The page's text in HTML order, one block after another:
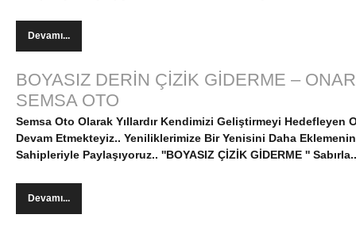
Devamı...
BOYASIZ DERİN ÇİZİK GİDERME –
SEMSA OTO
Semsa Oto Olarak Yıllardır Kendimizi Geliştirmeyi Hedefleyen
Devam Etmekteyiz.. Yeniliklerimize Bir Yenisini Daha
Sahipleriyle Paylaşıyoruz.. ''BOYASIZ ÇİZİK GİDERME ''
Devamı...